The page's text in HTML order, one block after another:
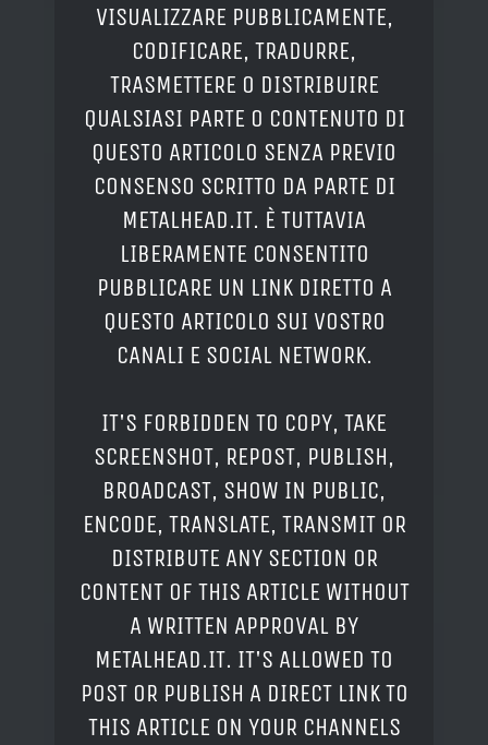
VISUALIZZARE PUBBLICAMENTE,
CODIFICARE, TRADURRE,
TRASMETTERE O DISTRIBUIRE
QUALSIASI PARTE O CONTENUTO DI
QUESTO ARTICOLO SENZA PREVIO
CONSENSO SCRITTO DA PARTE DI
METALHEAD.IT. È TUTTAVIA
LIBERAMENTE CONSENTITO
PUBBLICARE UN LINK DIRETTO A
QUESTO ARTICOLO SUI VOSTRO
CANALI E SOCIAL NETWORK.
IT'S FORBIDDEN TO COPY, TAKE
SCREENSHOT, REPOST, PUBLISH,
BROADCAST, SHOW IN PUBLIC,
ENCODE, TRANSLATE, TRANSMIT OR
DISTRIBUTE ANY SECTION OR
CONTENT OF THIS ARTICLE WITHOUT
A WRITTEN APPROVAL BY
METALHEAD.IT. IT'S ALLOWED TO
POST OR PUBLISH A DIRECT LINK TO
THIS ARTICLE ON YOUR CHANNELS